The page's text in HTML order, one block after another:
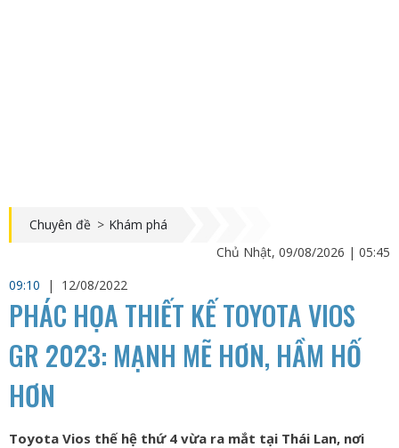
Chuyên đề > Khám phá
Chủ Nhật, 09/08/2026 | 05:45
09:10
| 12/08/2022
PHÁC HỌA THIẾT KẾ TOYOTA VIOS
GR 2023: MẠNH MẼ HƠN, HẦM HỐ
HƠN
Toyota Vios thế hệ thứ 4 vừa ra mắt tại Thái Lan, nơi